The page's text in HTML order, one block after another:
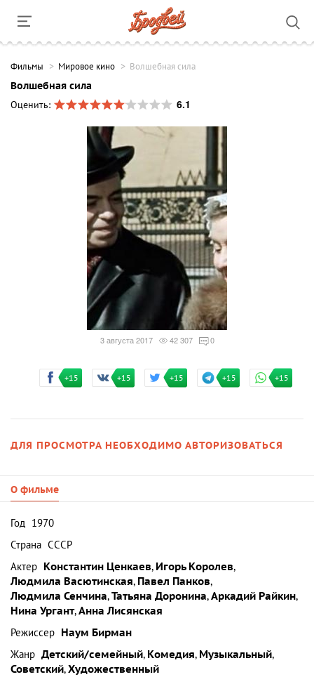
Фильмы Мировое кино Волшебная сила
Волшебная сила
Оценить:
6.1
3 августа 2017 42 307 0
+15 +15 +15 +15 +15
ДЛЯ ПРОСМОТРА НЕОБХОДИМО АВТОРИЗОВАТЬСЯ
О фильме
Год 1970
Страна СССР
Актер Константин Ценкаев, Игорь Королев,
Людмила Васютинская, Павел Панков,
Людмила Сенчина,Татьяна Доронина,Аркадий Райкин,
Нина Ургант,Анна Лисянская
Режиссер Наум Бирман
Жанр Детский/семейный, Комедия, Музыкальный,
Советский,Художественный